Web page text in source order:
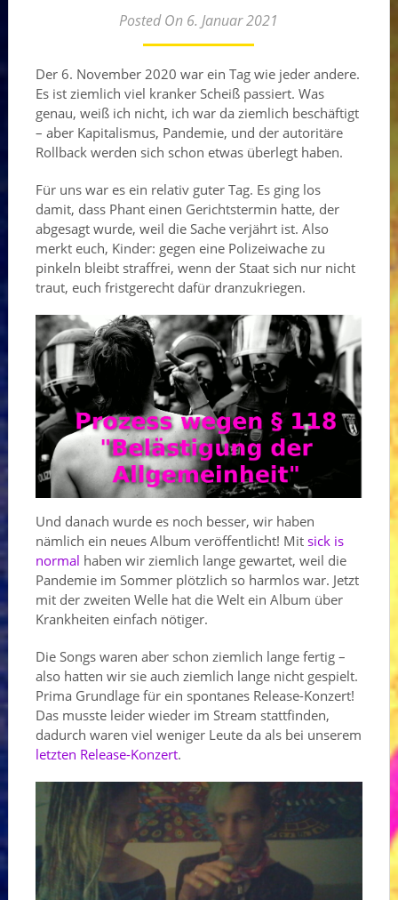
Posted On 6. Januar 2021
Der 6. November 2020 war ein Tag wie jeder andere.
Es ist ziemlich viel kranker Scheiß passiert. Was
genau, weiß ich nicht, ich war da ziemlich beschäftigt
– aber Kapitalismus, Pandemie, und der autoritäre
Rollback werden sich schon etwas überlegt haben.
Für uns war es ein relativ guter Tag. Es ging los
damit, dass Phant einen Gerichtstermin hatte, der
abgesagt wurde, weil die Sache verjährt ist. Also
merkt euch, Kinder: gegen eine Polizeiwache zu
pinkeln bleibt straffrei, wenn der Staat sich nur nicht
traut, euch fristgerecht dafür dranzukriegen.
Und danach wurde es noch besser, wir haben
nämlich ein neues Album veröffentlicht! Mit sick is
normal haben wir ziemlich lange gewartet, weil die
Pandemie im Sommer plötzlich so harmlos war. Jetzt
mit der zweiten Welle hat die Welt ein Album über
Krankheiten einfach nötiger.
Die Songs waren aber schon ziemlich lange fertig –
also hatten wir sie auch ziemlich lange nicht gespielt.
Prima Grundlage für ein spontanes Release-Konzert!
Das musste leider wieder im Stream stattfinden,
dadurch waren viel weniger Leute da als bei unserem
letzten Release-Konzert.